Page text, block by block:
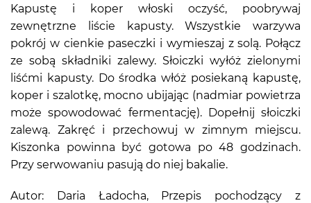
Kapustę i koper włoski oczyść, poobrywaj
zewnętrzne liście kapusty. Wszystkie warzywa
pokrój w cienkie paseczki i wymieszaj z solą. Połącz
ze sobą składniki zalewy. Słoiczki wyłóż zielonymi
liśćmi kapusty. Do środka włóż posiekaną kapustę,
koper i szalotkę, mocno ubijając (nadmiar powietrza
może spowodować fermentację). Dopełnij słoiczki
zalewą. Zakręć i przechowuj w zimnym miejscu.
Kiszonka powinna być gotowa po 48 godzinach.
Przy serwowaniu pasują do niej bakalie.
Autor: Daria Ładocha, Przepis pochodzący z